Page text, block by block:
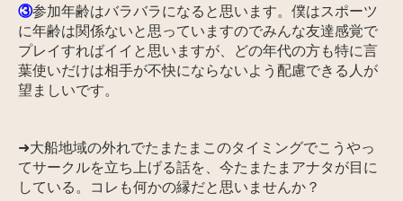
③参加年齢はバラバラになると思います。僕はスポーツ
に年齢は関係ないと思っていますのでみんな友達感覚で
プレイすればイイと思いますが、どの年代の方も特に言
葉使いだけは相手が不快にならないよう配慮できる人が
望ましいです。
➜大船地域の外れでたまたまこのタイミングでこうやっ
てサークルを立ち上げる話を、今たまたまアナタが目に
している。コレも何かの縁だと思いませんか？